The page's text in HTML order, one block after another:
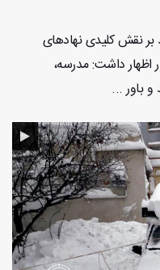
بر نقش کلیدی نهادهای
داشت: مدرسه،
و باور ...